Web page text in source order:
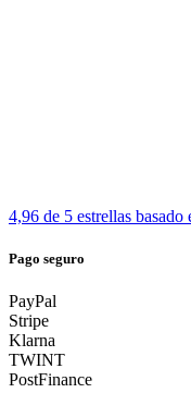
4,96 de 5 estrellas basado
Pago seguro
PayPal
Stripe
Klarna
TWINT
PostFinance